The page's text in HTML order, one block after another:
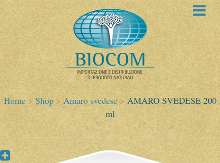
Home > Shop > Amaro svedese > AMARO SVEDESE 200
ml